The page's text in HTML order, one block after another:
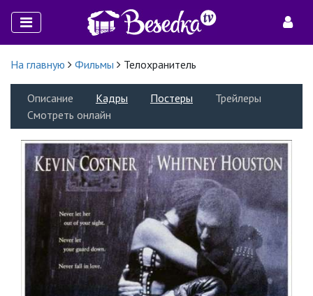
На главную Фильмы Телохранитель
Описание Кадры Постеры
Трейлеры
Смотреть онлайн